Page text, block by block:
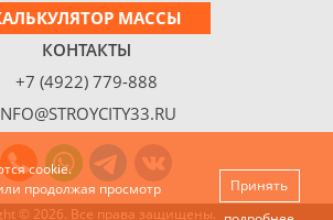
МАССЫ
КОНТАКТЫ
+7 (4922) 779-888
© 2026. Все права защищены.
cookie.
продолжая просмотр
Принять